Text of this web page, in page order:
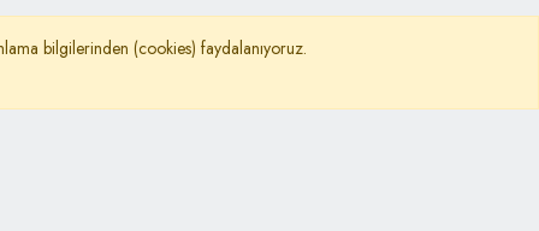
©Kafkas Araştırma Kültür ve Dayanışma Vakfı
bilgilerinden (cookies) faydalanıyoruz.